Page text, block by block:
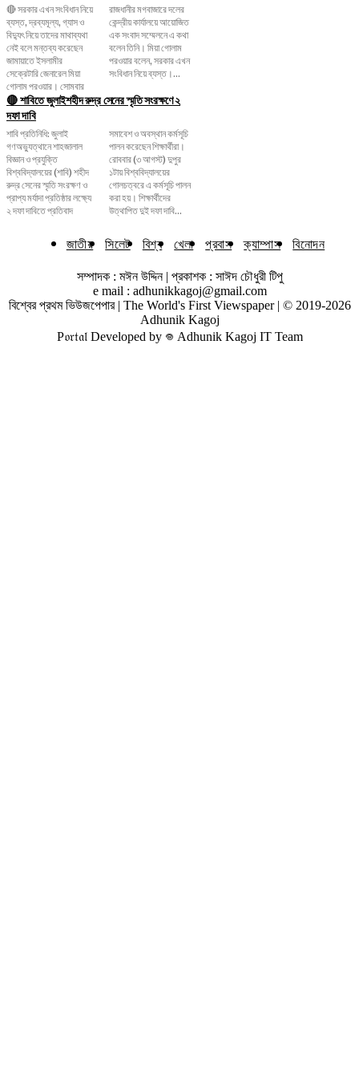
🔴 সরকার এখন সংবিধান নিয়ে
ব্যস্ত, দ্রব্যমূল্য, গ্যাস ও
বিদ্যুৎ নিয়ে তাদের মাথাব্যথা
নেই বলে মন্তব্য করেছেন
জামায়াতে ইসলামীর
সেক্রেটারি জেনারেল মিয়া
গোলাম পরওয়ার। সোমবার
রাজধানীর মগবাজারে দলের
কেন্দ্রীয় কার্যালয়ে আয়োজিত
এক সংবাদ সম্মেলনে এ কথা
বলেন তিনি। মিয়া গোলাম
পরওয়ার বলেন, সরকার এখন
সংবিধান নিয়ে ব্যস্ত।...
🔴 শাবিতে জুলাইশহীদ রুদ্র সেনের স্মৃতি সংরক্ষণে ২
দফা দাবি
শাবি প্রতিনিধি: জুলাই
গণঅভ্যুত্থানে শাহজালাল
বিজ্ঞান ও প্রযুক্তি
বিশ্ববিদ্যালয়ের (শাবি) শহীদ
রুদ্র সেনের স্মৃতি সংরক্ষণ ও
প্রাপ্য মর্যাদা প্রতিষ্ঠার লক্ষ্যে
২ দফা দাবিতে প্রতিবাদ
সমাবেশ ও অবস্থান কর্মসূচি
পালন করেছেন শিক্ষার্থীরা।
রোববার (৩ আগস্ট) দুপুর
১টায় বিশ্ববিদ্যালয়ের
গোলচত্বরে এ কর্মসূচি পালন
করা হয়। শিক্ষার্থীদের
উত্থাপিত দুই দফা দাবি...
জাতীয় সিলেট বিশ্ব খেলা প্রবাস ক্যাম্পাস বিনোদন
সম্পাদক : মঈন উদ্দিন | প্রকাশক : সাঈদ চৌধুরী টিপু
e mail : adhunikkagoj@gmail.com
বিশ্বের প্রথম ভিউজপেপার | The World's First Viewspaper | © 2019-2026
Adhunik Kagoj
P𝔬𝔯𝔱𝔞𝔩 Developed by 𖦹 Adhunik Kagoj IT Team